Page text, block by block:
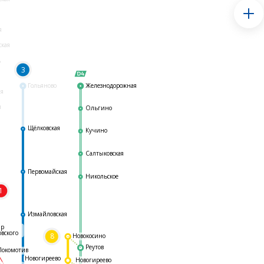
Гольяново
3
8
Железнодорожная
Ольгино
Кучино
Салтыковская
Никольское
Реутов
Измайловская
Первомайская
Щёлковская
Новогиреево
Новогиреево
Новокосино